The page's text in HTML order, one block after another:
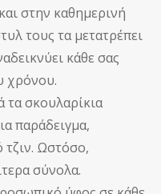
στην καθημερινή
τους τα μετατρέπει
κάθε σας
χρόνου.
τα σκουλαρίκια
παράδειγμα,
τζιν. Ωστόσο,
σύνολα.